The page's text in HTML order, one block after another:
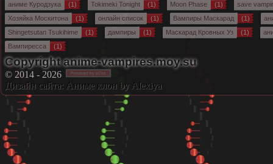
аниме Куродзука
(1) Tokimeki Tonight (1) Moon Phase (1)
save
Хозяйка Москитона
(1) онлайн список (1) Вампиры Маскарад (1)
Shingetsutan Tsukihime
(1) дампиры (1) Маскарад Кровных Уз (1)
Вампиресса
(1)
Copyright anime-vampires.moy.su
© 2014 - 2026
Дизайн сайта: Аниме клон by Alexiya